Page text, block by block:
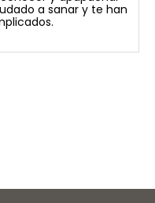
a sanar y te han